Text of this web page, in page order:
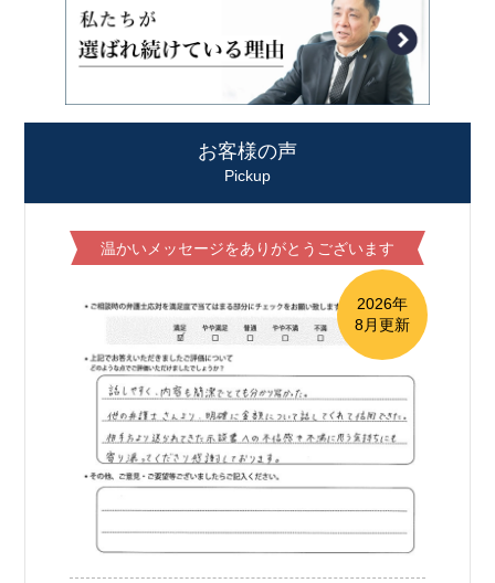
お客様の声
Pickup
温かいメッセージをありがとうございます
2026年
8月更新